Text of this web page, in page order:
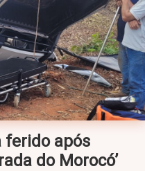
ferido após
do Morocó’